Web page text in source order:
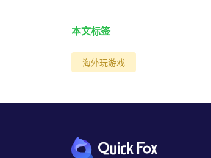
本文标签
海外玩游戏